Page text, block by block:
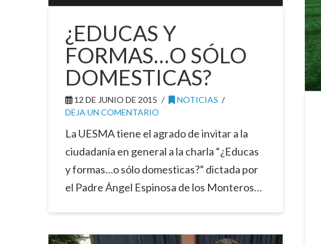
¿EDUCAS Y
FORMAS…O SÓLO
DOMESTICAS?
12 DE JUNIO DE 2015
NOTICIAS
DEJA UN COMENTARIO
La UESMA tiene el agrado de invitar a la
ciudadanía en general a la charla “¿Educas
y formas…o sólo domesticas?” dictada por
el Padre Ángel Espinosa de los Monteros…